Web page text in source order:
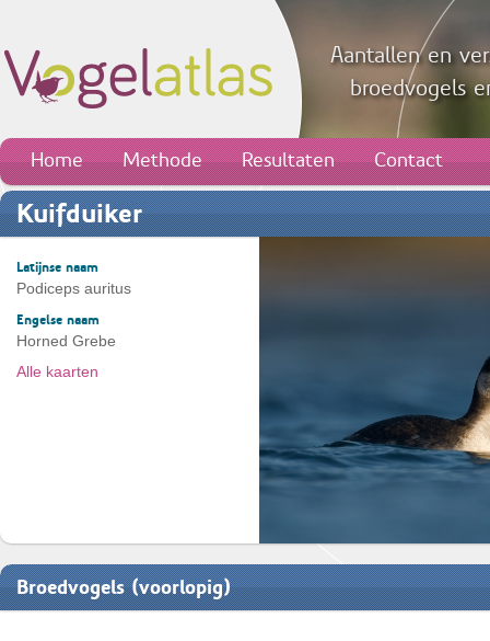
Aantallen en
broedvogels
Home Methode Resultaten Contact
Kuifduiker
Latijnse naam
Podiceps auritus
Engelse naam
Horned Grebe
Alle kaarten
Broedvogels (voorlopig)